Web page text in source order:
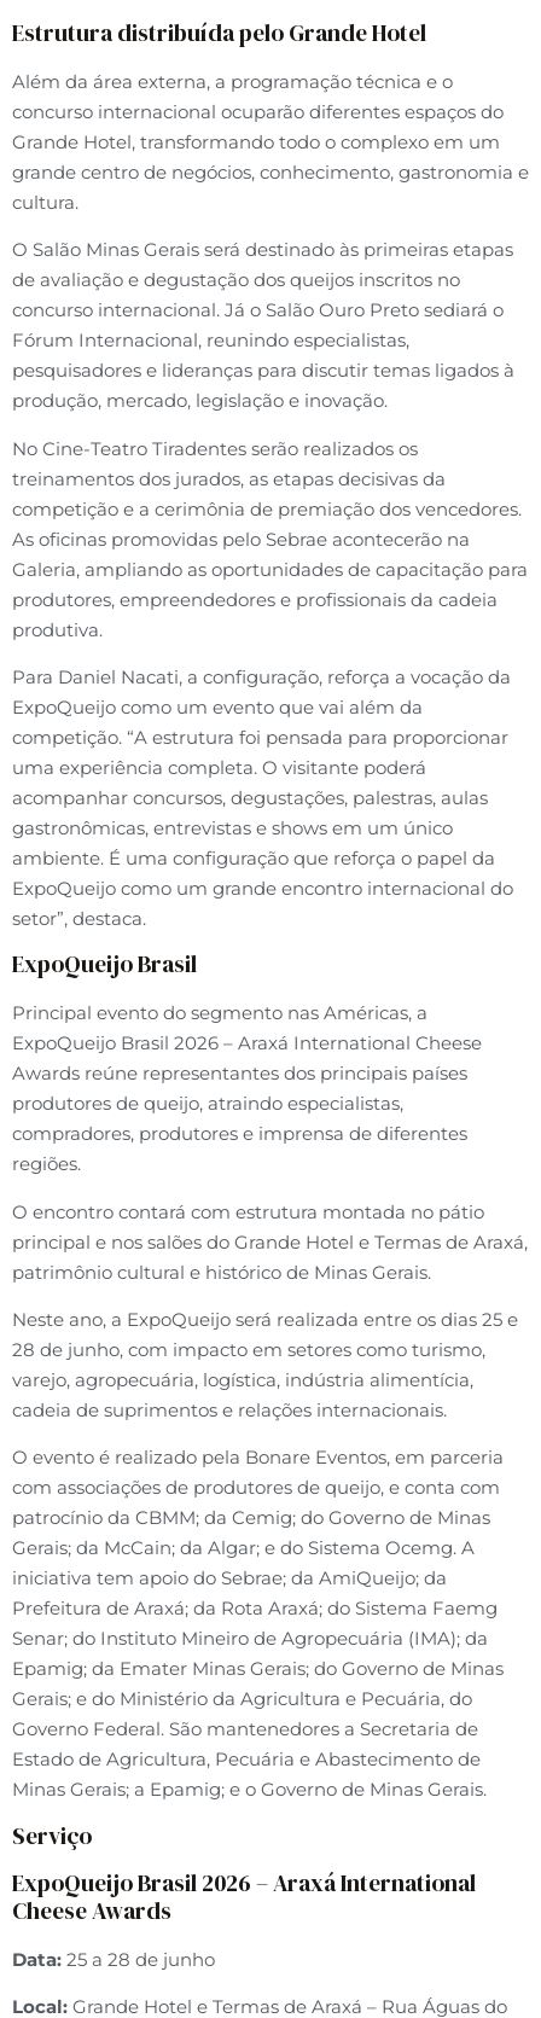
Estrutura distribuída pelo Grande Hotel
Além da área externa, a programação técnica e o
concurso internacional ocuparão diferentes espaços do
Grande Hotel, transformando todo o complexo em um
grande centro de negócios, conhecimento, gastronomia e
cultura.
O Salão Minas Gerais será destinado às primeiras etapas
de avaliação e degustação dos queijos inscritos no
concurso internacional. Já o Salão Ouro Preto sediará o
Fórum Internacional, reunindo especialistas,
pesquisadores e lideranças para discutir temas ligados à
produção, mercado, legislação e inovação.
No Cine-Teatro Tiradentes serão realizados os
treinamentos dos jurados, as etapas decisivas da
competição e a cerimônia de premiação dos vencedores.
As oficinas promovidas pelo Sebrae acontecerão na
Galeria, ampliando as oportunidades de capacitação para
produtores, empreendedores e profissionais da cadeia
produtiva.
Para Daniel Nacati, a configuração, reforça a vocação da
ExpoQueijo como um evento que vai além da
competição. “A estrutura foi pensada para proporcionar
uma experiência completa. O visitante poderá
acompanhar concursos, degustações, palestras, aulas
gastronômicas, entrevistas e shows em um único
ambiente. É uma configuração que reforça o papel da
ExpoQueijo como um grande encontro internacional do
setor”, destaca.
ExpoQueijo Brasil
Principal evento do segmento nas Américas, a
ExpoQueijo Brasil 2026 – Araxá International Cheese
Awards reúne representantes dos principais países
produtores de queijo, atraindo especialistas,
compradores, produtores e imprensa de diferentes
regiões.
O encontro contará com estrutura montada no pátio
principal e nos salões do Grande Hotel e Termas de Araxá,
patrimônio cultural e histórico de Minas Gerais.
Neste ano, a ExpoQueijo será realizada entre os dias 25 e
28 de junho, com impacto em setores como turismo,
varejo, agropecuária, logística, indústria alimentícia,
cadeia de suprimentos e relações internacionais.
O evento é realizado pela Bonare Eventos, em parceria
com associações de produtores de queijo, e conta com
patrocínio da CBMM; da Cemig; do Governo de Minas
Gerais; da McCain; da Algar; e do Sistema Ocemg. A
iniciativa tem apoio do Sebrae; da AmiQueijo; da
Prefeitura de Araxá; da Rota Araxá; do Sistema Faemg
Senar; do Instituto Mineiro de Agropecuária (IMA); da
Epamig; da Emater Minas Gerais; do Governo de Minas
Gerais; e do Ministério da Agricultura e Pecuária, do
Governo Federal. São mantenedores a Secretaria de
Estado de Agricultura, Pecuária e Abastecimento de
Minas Gerais; a Epamig; e o Governo de Minas Gerais.
Serviço
ExpoQueijo Brasil 2026 – Araxá International
Cheese Awards
Data: 25 a 28 de junho
Local: Grande Hotel e Termas de Araxá – Rua Águas do